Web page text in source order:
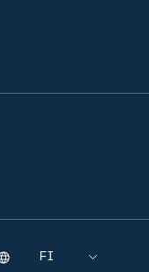
Selecting
Kieli